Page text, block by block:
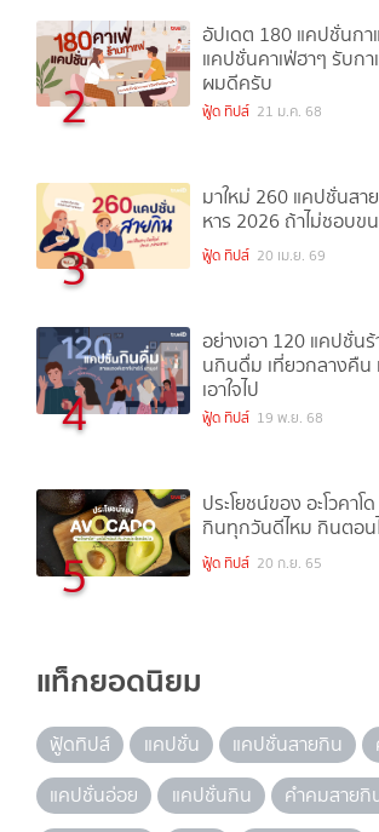
2
อัปเดต 180 แคปชั่นก
แคปชั่นคาเฟ่ฮาๆ รับก
ผมดีครับ
ฟู้ด ทิปส์ 21 ม.ค. 68
3
มาใหม่ 260 แคปชั่นส
หาร 2026 ถ้าไม่ชอบข
ฟู้ด ทิปส์ 20 เม.ย. 69
4
อย่างเอา 120 แคปชั่น
นกินดื่ม เที่ยวกลางคืน
เอาใจไป
ฟู้ด ทิปส์ 19 พ.ย. 68
5
ประโยชน์ของ อะโวคาโ
กินทุกวันดีไหม กินตอน
ฟู้ด ทิปส์ 20 ก.ย. 65
แท็กยอดนิยม
ฟู้ดทิปส์ แคปชั่น แคปชั่นสายกิน
แคปชั่นอ่อย
แคปชั่นกิน
คำคมสายกิ